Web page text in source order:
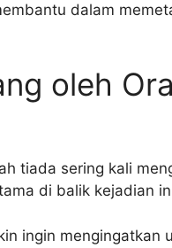
dalam
oleh
tiada sering kali
di balik kejadian
ingin mengingatkan